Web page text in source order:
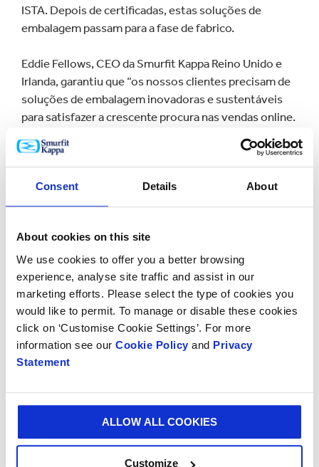
Consent Details About
About cookies on this site
We use cookies to offer you a better browsing
experience, analyse site traffic and assist in our
marketing efforts. Please select the type of cookies you
would like to permit. To manage or disable these cookies
click on ‘Customise Cookie Settings’. For more
information see our Cookie Policy and Privacy
Statement
ALLOW ALL COOKIES
Customize
ISTA. Depois de certificadas, estas soluções de
embalagem passam para a fase de fabrico.
Eddie Fellows, CEO da Smurfit Kappa Reino Unido e
Irlanda, garantiu que “os nossos clientes precisam de
soluções de embalagem inovadoras e sustentáveis
para satisfazer a crescente procura nas vendas online.
O laboratório é um ambiente ideal para trabalhar com
eles no desenvolvimento de novas embalagens em
tempo real. Quer os nossos clientes estejam a iniciar a
sua presença no eCommerce para aumentar a sua
carteira de clientes, quer estejam à procura de um
nosso laboratório permite-lhes desenvolver, de uma
forma clara e rápida, soluções resistentes a danos ao
longo da cadeia de fornecimento de eCommerce”.
Em relação a este novo laboratório, Arco
Berkenbosch, Vice-presidente de Inovação e
Desenvolvimento da Smurfit Kappa, afirmou que “a
nossa rede de centros de inovação garante soluções
nosso foco na venda online. Comprometemo-nos a
continuar a investir em laboratórios que tenham um
benefício direto para os nossos clientes e lhes